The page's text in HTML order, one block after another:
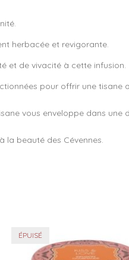
herbacée et revigorante.
et de vivacité à cette infusion.
pour offrir une tisane
vous enveloppe dans une
la beauté des Cévennes.
ÉPUISÉ